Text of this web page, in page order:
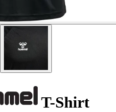
T-Shirt